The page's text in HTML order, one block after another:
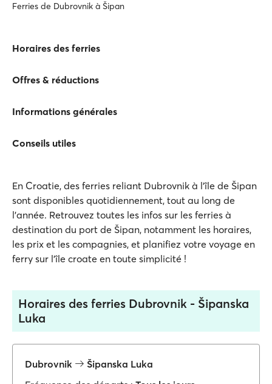
Ferries de Dubrovnik à Šipan
Horaires des ferries
Offres & réductions
Informations générales
Conseils utiles
En Croatie, des ferries reliant Dubrovnik à l'île de Šipan
sont disponibles quotidiennement, tout au long de
l'année. Retrouvez toutes les infos sur les ferries à
destination du port de Šipan, notamment les horaires,
les prix et les compagnies, et planifiez votre voyage en
ferry sur l’île croate en toute simplicité !
Horaires des ferries Dubrovnik - Šipanska
Luka
Dubrovnik
Šipanska Luka